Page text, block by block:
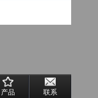
产品 联系